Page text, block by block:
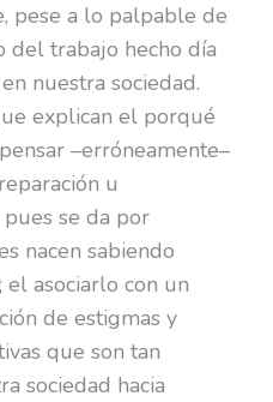
pese a lo palpable de
del trabajo hecho día
nuestra sociedad.
explican el porqué
–erróneamente–
u
se da por
nacen sabiendo
el asociarlo con un
de estigmas y
que son tan
sociedad hacia